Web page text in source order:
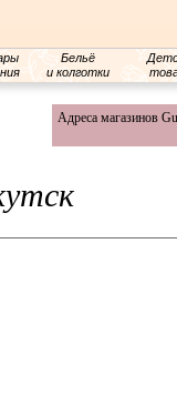
Бельё
и колготки
Адреса магазинов